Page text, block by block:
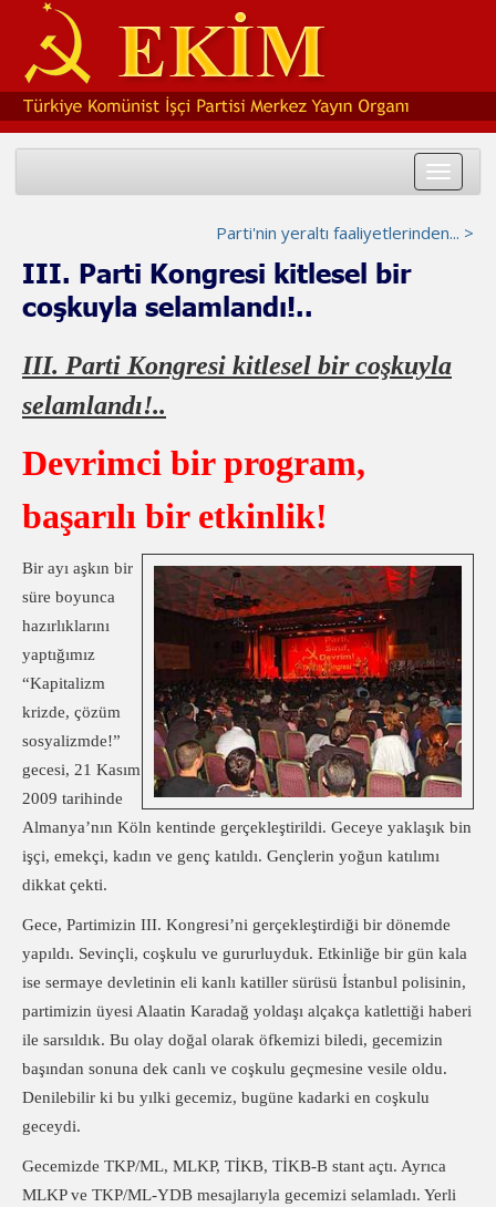
Toggle
Parti'nin yeraltı faaliyetlerinden... >
III. Parti Kongresi kitlesel bir
coşkuyla selamlandı!..
III. Parti Kongresi kitlesel bir coşkuyla
selamlandı!..
Devrimci bir program,
başarılı bir etkinlik!
Bir ayı aşkın bir
süre boyunca
hazırlıklarını
yaptığımız
“Kapitalizm
krizde, çözüm
sosyalizmde!”
gecesi, 21 Kasım
2009 tarihinde
Almanya’nın Köln kentinde gerçekleştirildi. Geceye yaklaşık bin
işçi, emekçi, kadın ve genç katıldı. Gençlerin yoğun katılımı
dikkat çekti.
Gece, Partimizin III. Kongresi’ni gerçekleştirdiği bir dönemde
yapıldı. Sevinçli, coşkulu ve gururluyduk. Etkinliğe bir gün kala
ise sermaye devletinin eli kanlı katiller sürüsü İstanbul polisinin,
partimizin üyesi Alaatin Karadağ yoldaşı alçakça katlettiği haberi
ile sarsıldık. Bu olay doğal olarak öfkemizi biledi, gecemizin
başından sonuna dek canlı ve coşkulu geçmesine vesile oldu.
Denilebilir ki bu yılki gecemiz, bugüne kadarki en coşkulu
geceydi.
Gecemizde TKP/ML, MLKP, TİKB, TİKB-B stant açtı. Ayrıca
MLKP ve TKP/ML-YDB mesajlarıyla gecemizi selamladı. Yerli